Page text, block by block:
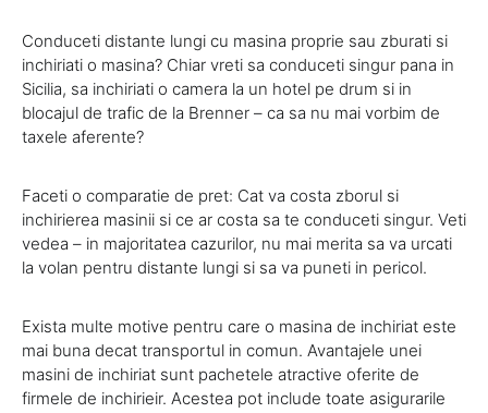
Conduceti distante lungi cu masina proprie sau zburati si
inchiriati o masina? Chiar vreti sa conduceti singur pana in
Sicilia, sa inchiriati o camera la un hotel pe drum si in
blocajul de trafic de la Brenner – ca sa nu mai vorbim de
taxele aferente?
Faceti o comparatie de pret: Cat va costa zborul si
inchirierea masinii si ce ar costa sa te conduceti singur. Veti
vedea – in majoritatea cazurilor, nu mai merita sa va urcati
la volan pentru distante lungi si sa va puneti in pericol.
Exista multe motive pentru care o masina de inchiriat este
mai buna decat transportul in comun. Avantajele unei
masini de inchiriat sunt pachetele atractive oferite de
firmele de inchirieir. Acestea pot include toate asigurarile